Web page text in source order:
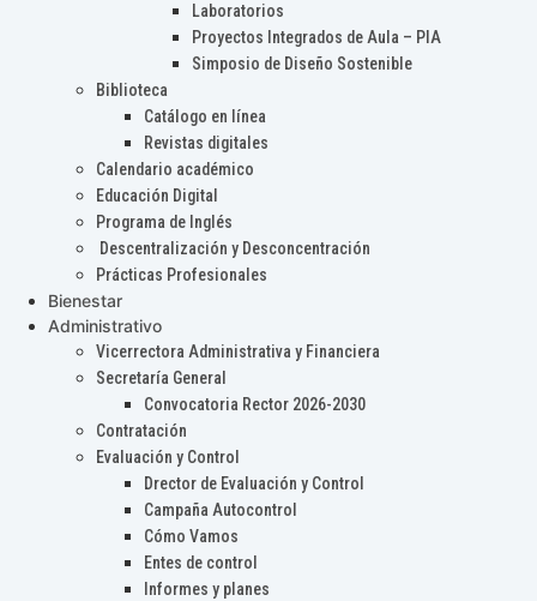
Laboratorios
Proyectos Integrados de Aula – PIA
Simposio de Diseño Sostenible
Biblioteca
Catálogo en línea
Revistas digitales
Calendario académico
Educación Digital
Programa de Inglés
Descentralización y Desconcentración
Prácticas Profesionales
Bienestar
Administrativo
Vicerrectora Administrativa y Financiera
Secretaría General
Convocatoria Rector 2026-2030
Contratación
Evaluación y Control
Drector de Evaluación y Control
Campaña Autocontrol
Cómo Vamos
Entes de control
Informes y planes